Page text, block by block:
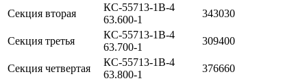
Секция вторая
КС-55713-1В-4
63.600-1
343030
Секция третья
КС-55713-1В-4
63.700-1
309400
Секция четвертая
КС-55713-1В-4
63.800-1
376660